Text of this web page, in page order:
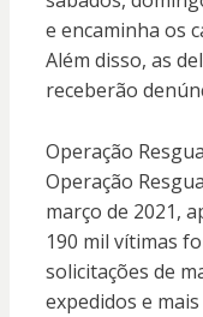
e encaminha os
Além disso, as
receberão
Operação
Operação
março de 2021,
190 mil vítimas
solicitações de
expedidos e